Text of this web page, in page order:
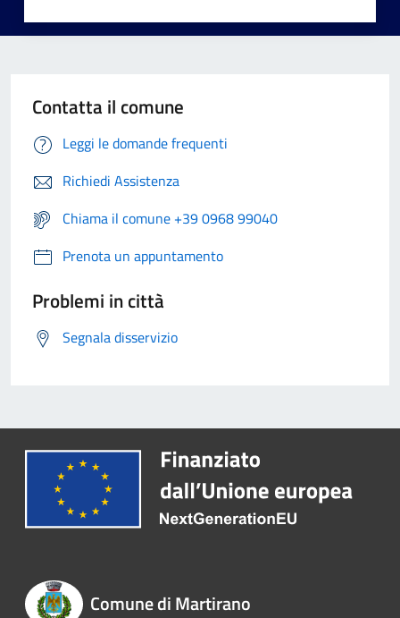
Contatta il comune
Leggi le domande frequenti
Richiedi Assistenza
Chiama il comune +39 0968 99040
Prenota un appuntamento
Problemi in città
Segnala disservizio
Comune di Martirano